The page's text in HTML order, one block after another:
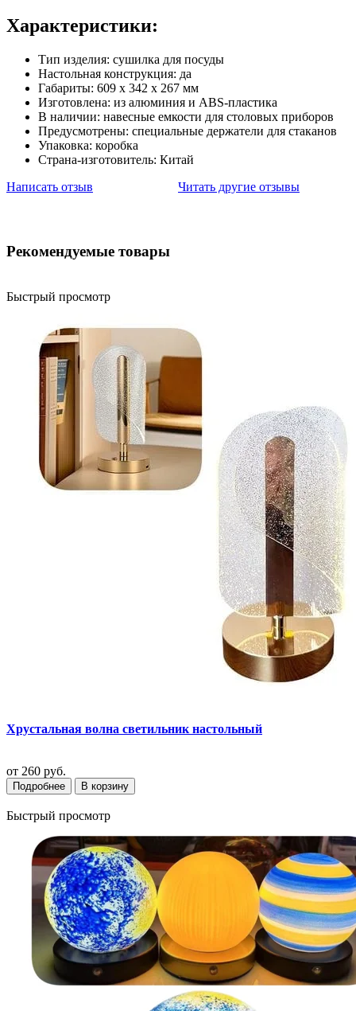
Характеристики:
Тип изделия: сушилка для посуды
Настольная конструкция: да
Габариты: 609 x 342 x 267 мм
Изготовлена: из алюминия и ABS-пластика
В наличии: навесные емкости для столовых приборов
Предусмотрены: специальные держатели для стаканов
Упаковка: коробка
Страна-изготовитель: Китай
Написать отзыв
Читать другие отзывы
Рекомендуемые товары
Быстрый просмотр
Хрустальная волна светильник настольный
от 260 руб.
Подробнее В корзину
Быстрый просмотр